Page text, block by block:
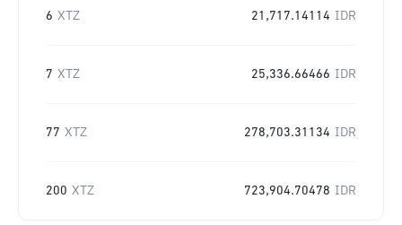
6 XTZ 21,717.14114 IDR
7 XTZ 25,336.66466 IDR
77 XTZ 278,703.31134 IDR
200 XTZ 723,904.70478 IDR